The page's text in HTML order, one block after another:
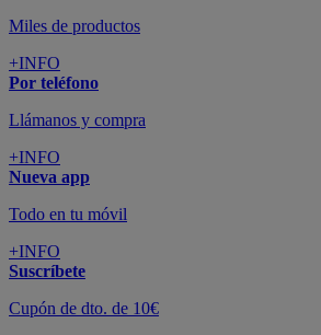
Miles de productos
+INFO
Por teléfono
Llámanos y compra
+INFO
Nueva app
Todo en tu móvil
+INFO
Suscríbete
Cupón de dto. de 10€